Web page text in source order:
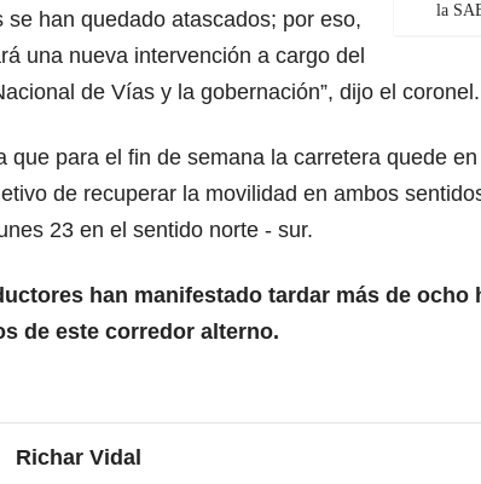
la
se han quedado atascados; por eso,
una nueva intervención a cargo del
de Vías y la gobernación”, dijo el coronel.
que para el fin de semana la carretera quede
de recuperar la movilidad en ambos
23 en el sentido norte - sur.
han manifestado tardar más de ocho
de este corredor alterno.
Richar Vidal